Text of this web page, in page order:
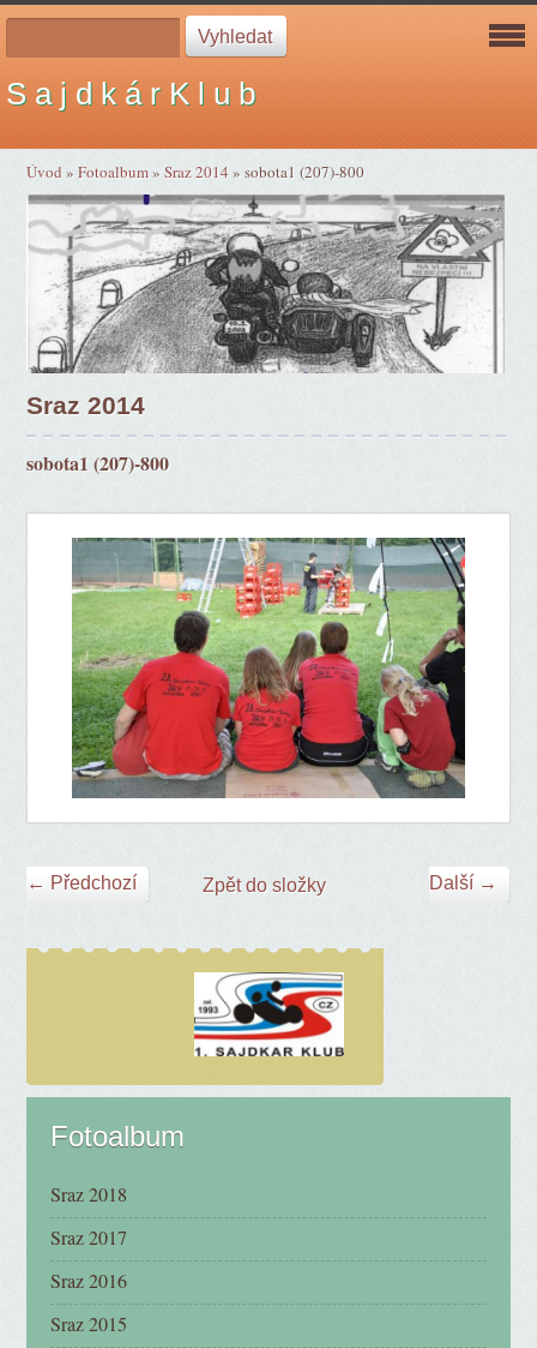
S a j d k á r K l u b
Úvod »Fotoalbum»Sraz 2014»sobota1 (207)-800
Sraz 2014
sobota1 (207)-800
← Předchozí Další →
Zpět do složky
Fotoalbum
Sraz 2018
Sraz 2017
Sraz 2016
Sraz 2015